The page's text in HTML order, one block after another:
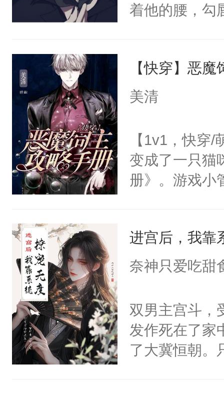
着他的腰，勾
来，给老公
用力——为你
【快穿】恶
美清
【1v1，快穿
变成了一只猫
册》。游戏小
小管家：【放
猫：有道理哦
危险，按住他
口。”-＃病娇
人能有什么坏
①双洁，互宠
进宫后，我靠
奈神只爱吃甜
双男主宫斗，
发作死在了家
了大冀恒朝。